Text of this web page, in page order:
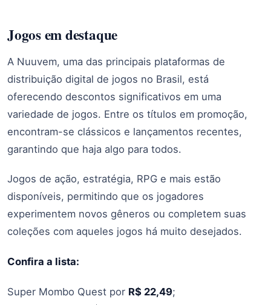
Jogos em destaque
A Nuuvem, uma das principais plataformas de
distribuição digital de jogos no Brasil, está
oferecendo descontos significativos em uma
variedade de jogos. Entre os títulos em promoção,
encontram-se clássicos e lançamentos recentes,
garantindo que haja algo para todos.
Jogos de ação, estratégia, RPG e mais estão
disponíveis, permitindo que os jogadores
experimentem novos gêneros ou completem suas
coleções com aqueles jogos há muito desejados.
Confira a lista:
Super Mombo Quest por R$ 22,49;